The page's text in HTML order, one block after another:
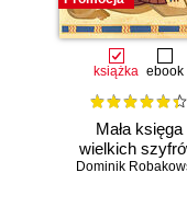
książka ebook
Mała księga
wielkich
Dominik